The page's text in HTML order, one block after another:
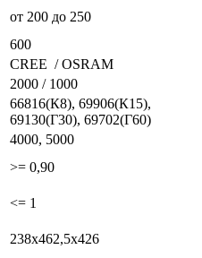
от 200 до 250
600
CREE / OSRAM
2000 / 1000
66816(К8), 69906(К15),
69130(Г30), 69702(Г60)
4000, 5000
>= 0,90
<= 1
238х462,5х426